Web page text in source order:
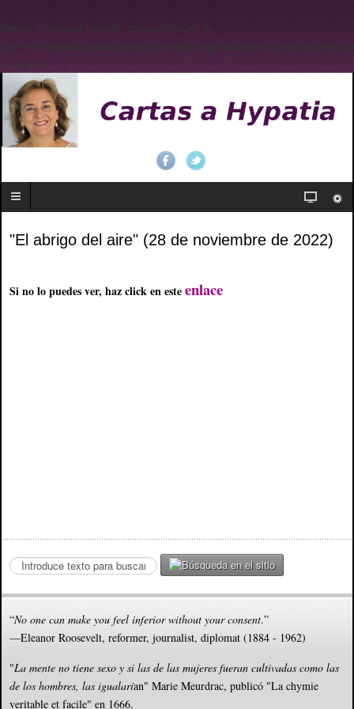
Notice : Undefined variable: enhancedOutput in
/var/www/html/hypatia/plugins/system/GoogleAnalytics/
on line 56
"El abrigo del aire" (28 de noviembre de 2022)
Si no lo puedes ver, haz click en esteenlace
S
e
a
h
.
“No one can make you feel inferior without your consent.”
—Eleanor Roosevelt, reformer, journalist, diplomat (1884 - 1962)
"La mente no tiene sexo y si las de las mujeres fueran cultivadas como las
de los hombres, las igualarían" Marie Meurdrac, publicó "La chymie
veritable et facile" en 1666.